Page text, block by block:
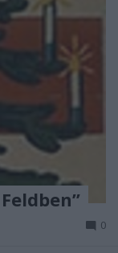
0